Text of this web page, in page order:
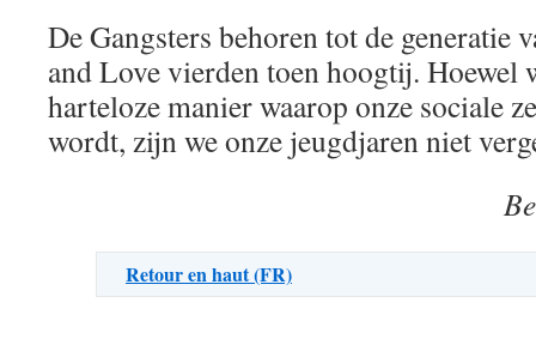
De Gangsters behoren tot de generatie
and Love vierden toen hoogtij. Hoewel
harteloze manier waarop onze sociale
wordt, zijn we onze jeugdjaren niet
Retour en haut (FR)